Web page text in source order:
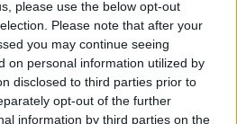
please use the below opt-out
Please note that after your
you may continue seeing
on personal information utilized by
disclosed to third parties prior to
opt-out of the further
information by third parties on the